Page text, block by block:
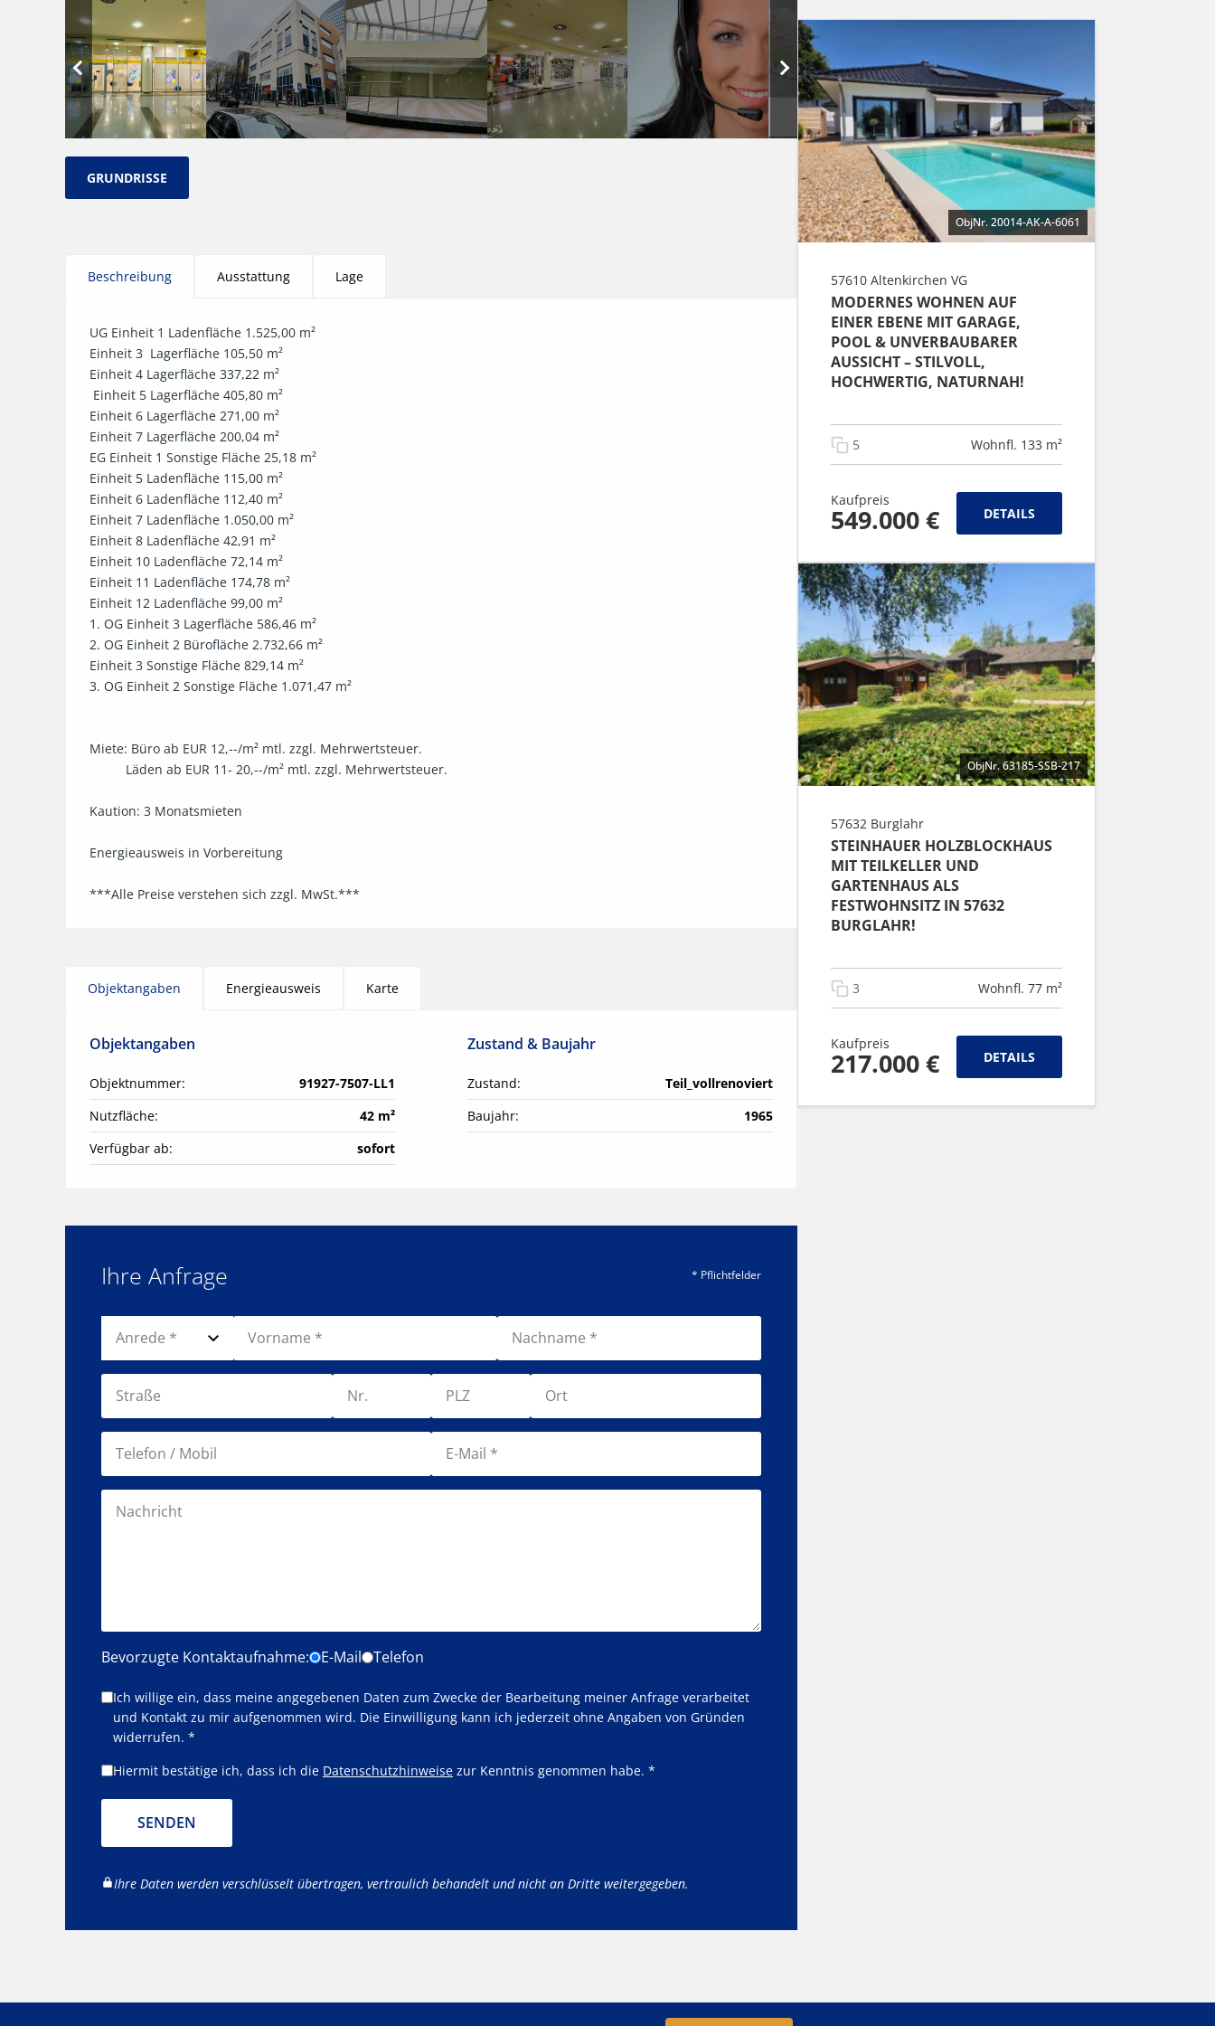
GRUNDRISSE
Beschreibung Ausstattung Lage
UG Einheit 1 Ladenfläche 1.525,00 m²
Einheit 3  Lagerfläche 105,50 m²
Einheit 4 Lagerfläche 337,22 m²
Einheit 6 Lagerfläche 271,00 m²
Einheit 7 Lagerfläche 200,04 m²
EG Einheit 1 Sonstige Fläche 25,18 m²
Einheit 5 Ladenfläche 115,00 m²
Einheit 6 Ladenfläche 112,40 m²
Einheit 7 Ladenfläche 1.050,00 m²
Einheit 8 Ladenfläche 42,91 m²
Einheit 10 Ladenfläche 72,14 m²
Einheit 11 Ladenfläche 174,78 m²
Einheit 12 Ladenfläche 99,00 m²
1. OG Einheit 3 Lagerfläche 586,46 m²
2. OG Einheit 2 Bürofläche 2.732,66 m²
Einheit 3 Sonstige Fläche 829,14 m²
3. OG Einheit 2 Sonstige Fläche 1.071,47 m²
Miete: Büro ab EUR 12,--/m² mtl. zzgl. Mehrwertsteuer.
Kaution: 3 Monatsmieten
Energieausweis in Vorbereitung
***Alle Preise verstehen sich zzgl. MwSt.***
Objektangaben Energieausweis Karte
Objektangaben
Objektnummer:
91927-7507-LL1
Nutzfläche:
42 m²
Verfügbar ab:
sofort
Zustand & Baujahr
Zustand:
Teil_vollrenoviert
Baujahr:
1965
Ihre Anfrage * Pflichtfelder
Bevorzugte Kontaktaufnahme: E-Mail Telefon
Ich willige ein, dass meine angegebenen Daten zum Zwecke der Bearbeitung meiner Anfrage verarbeitet
und Kontakt zu mir aufgenommen wird. Die Einwilligung kann ich jederzeit ohne Angaben von Gründen
widerrufen. *
Hiermit bestätige ich, dass ich die Datenschutzhinweise zur Kenntnis genommen habe. *
SENDEN
Ihre Daten werden verschlüsselt übertragen, vertraulich behandelt und nicht an Dritte weitergegeben.
ObjNr. 20014-AK-A-6061
57610 Altenkirchen VG
MODERNES WOHNEN AUF
EINER EBENE MIT GARAGE,
POOL & UNVERBAUBARER
AUSSICHT – STILVOLL,
HOCHWERTIG, NATURNAH!
5 Wohnfl. 133 m²
Kaufpreis
549.000 € DETAILS
ObjNr. 63185-SSB-217
57632 Burglahr
STEINHAUER HOLZBLOCKHAUS
MIT TEILKELLER UND
GARTENHAUS ALS
FESTWOHNSITZ IN 57632
BURGLAHR!
3 Wohnfl. 77 m²
Kaufpreis
217.000 € DETAILS